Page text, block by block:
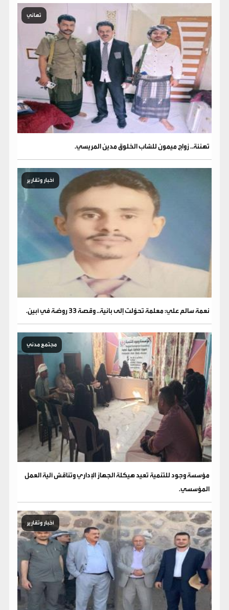
تهاني
تهنئة.. زواج ميمون للشاب الخلوق مدين المريسي.
أخبار وتقارير
نعمة سالم علي: معلمة تحوّلت إلى بانية.. وقصة 33 روضة في أبين.
مجتمع مدني
مؤسسة وجود للتنمية تعيد هيكلة الجهاز الإداري وتناقش آلية العمل
المؤسسي.
أخبار وتقارير